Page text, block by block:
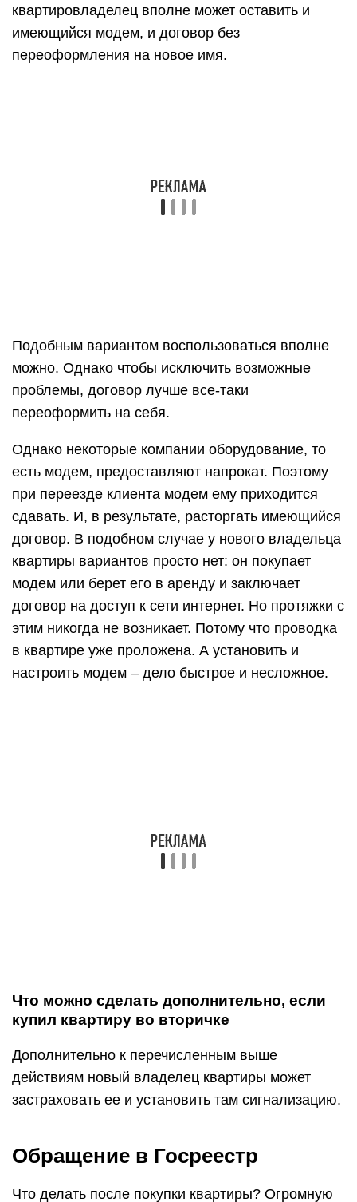
квартировладелец вполне может оставить и
имеющийся модем, и договор без
переоформления на новое имя.
Подобным вариантом воспользоваться вполне
можно. Однако чтобы исключить возможные
проблемы, договор лучше все-таки
переоформить на себя.
Однако некоторые компании оборудование, то
есть модем, предоставляют напрокат. Поэтому
при переезде клиента модем ему приходится
сдавать. И, в результате, расторгать имеющийся
договор. В подобном случае у нового владельца
квартиры вариантов просто нет: он покупает
модем или берет его в аренду и заключает
договор на доступ к сети интернет. Но протяжки с
этим никогда не возникает. Потому что проводка
в квартире уже проложена. А установить и
настроить модем – дело быстрое и несложное.
Что можно сделать дополнительно, если
купил квартиру во вторичке
Дополнительно к перечисленным выше
действиям новый владелец квартиры может
застраховать ее и установить там сигнализацию.
Обращение в Госреестр
Что делать после покупки квартиры? Огромную